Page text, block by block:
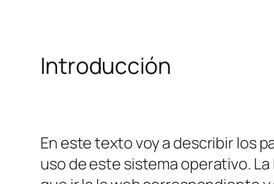
Introducción
En este texto voy a describir los
uso de este sistema operativo.